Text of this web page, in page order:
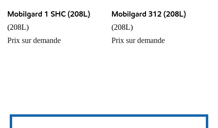
Mobilgard 1 SHC (208L)
(208L)
Prix sur demande
Mobilgard 312 (208L)
(208L)
Prix sur demande